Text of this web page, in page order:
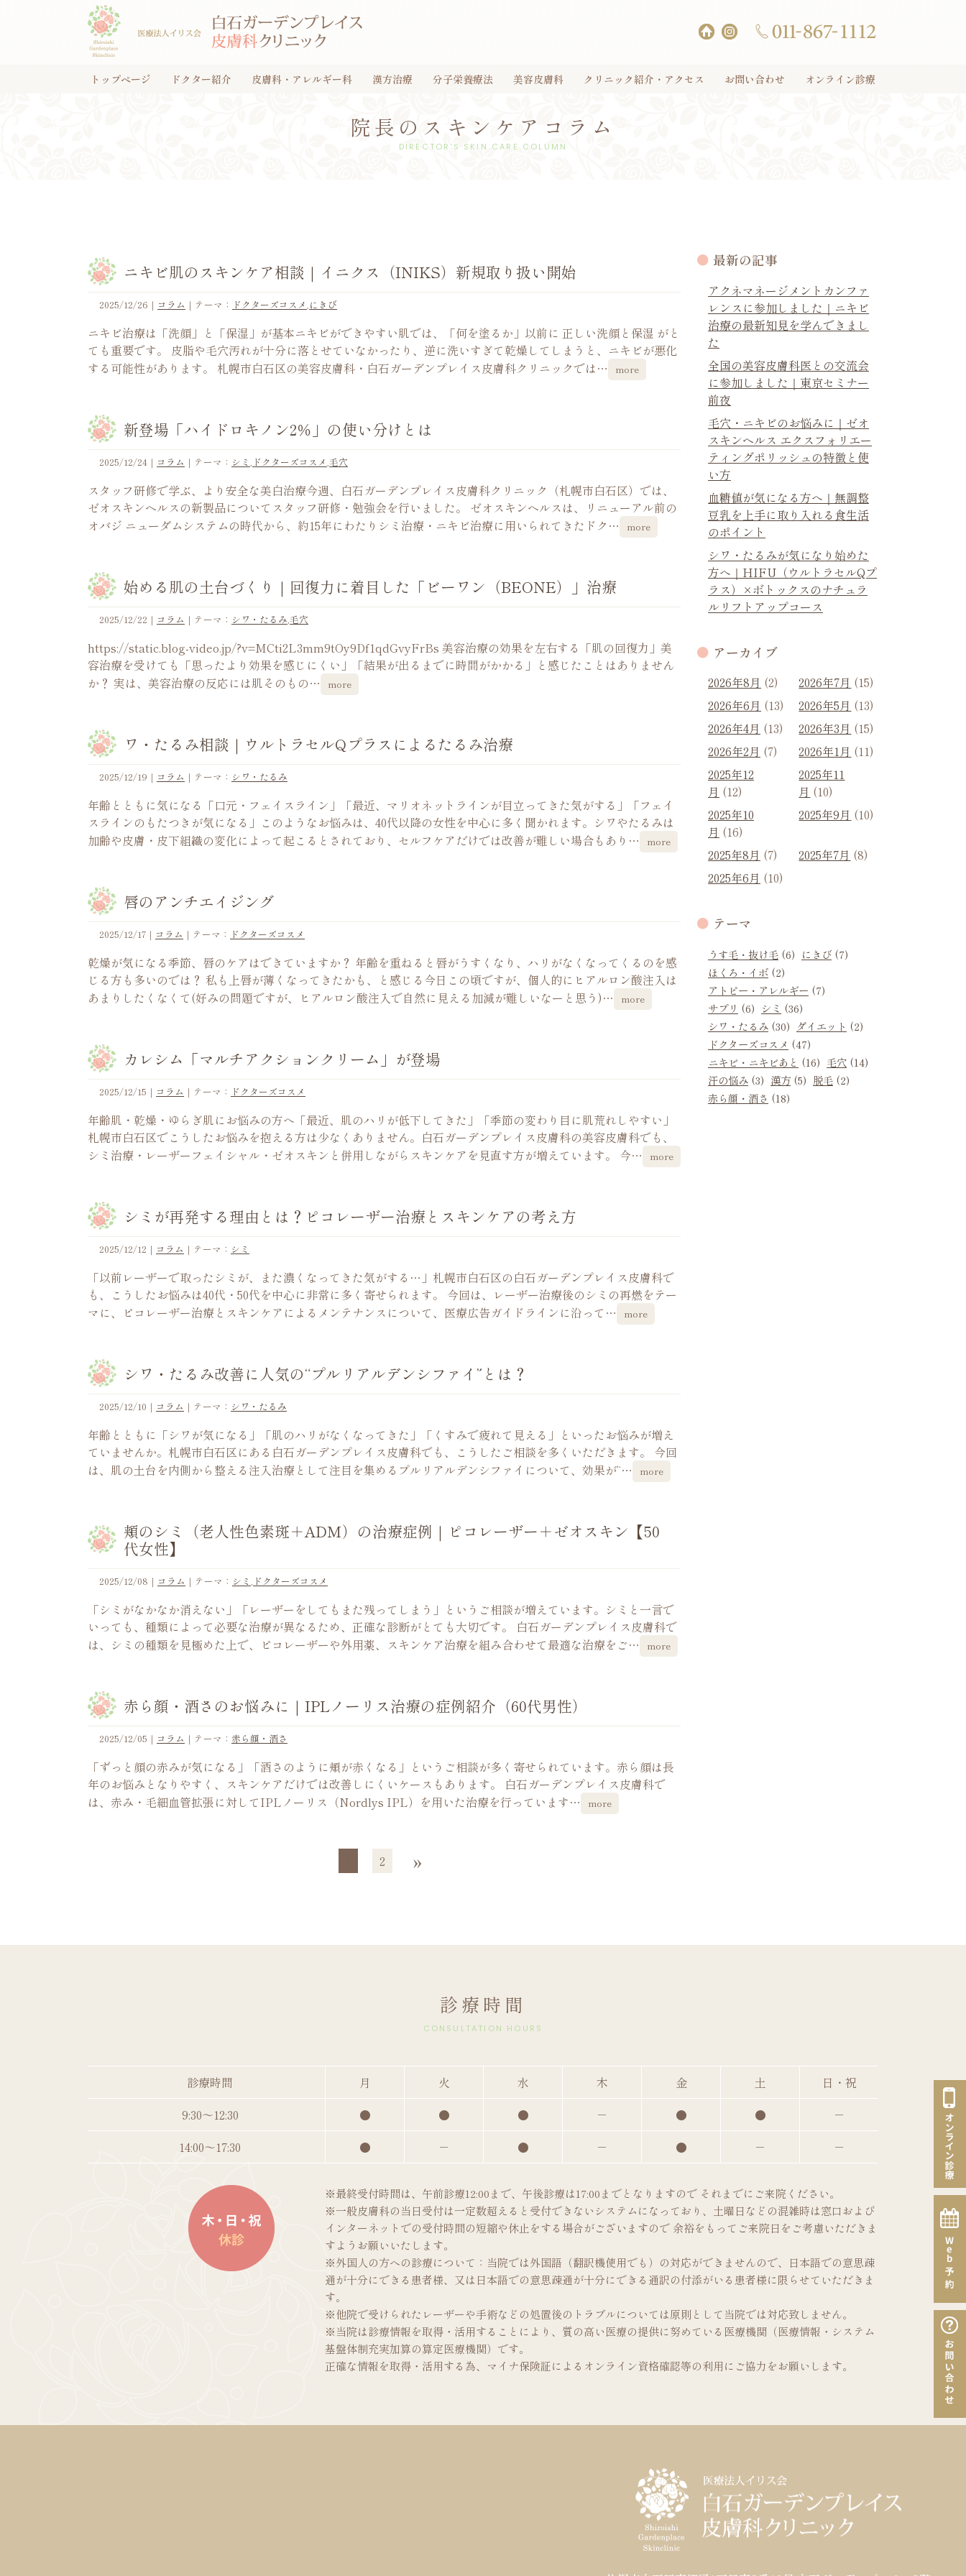
トップページ ドクター紹介 皮膚科・アレルギー科 漢方治療 分子栄養療法 美容皮膚科 クリニック紹介・アクセス お問い合わせ オンライン診療
院長のスキンケアコラム
DIRECTOR'S SKIN CARE COLUMN
ニキビ肌のスキンケア相談｜イニクス（INIKS）新規取り扱い開始
2025/12/26 ｜ コラム ｜テーマ： ドクターズコスメ,にきび
ニキビ治療は「洗顔」と「保湿」が基本ニキビができやすい肌では、「何を塗るか」以前に 正しい洗顔と保湿 がと
ても重要です。 皮脂や毛穴汚れが十分に落とせていなかったり、逆に洗いすぎて乾燥してしまうと、ニキビが悪化
する可能性があります。 札幌市白石区の美容皮膚科・白石ガーデンプレイス皮膚科クリニックでは…
more
新登場「ハイドロキノン2％」の使い分けとは
2025/12/24 ｜ コラム ｜テーマ： シミ, ドクターズコスメ,毛穴
スタッフ研修で学ぶ、より安全な美白治療今週、白石ガーデンプレイス皮膚科クリニック（札幌市白石区）では、
ゼオスキンヘルスの新製品についてスタッフ研修・勉強会を行いました。 ゼオスキンヘルスは、リニューアル前の
オバジ ニューダムシステムの時代から、約15年にわたりシミ治療・ニキビ治療に用いられてきたドク…
more
始める肌の土台づくり｜回復力に着目した「ビーワン（BEONE）」治療
2025/12/22 ｜ コラム ｜テーマ： シワ・たるみ,毛穴
https://static.blog-video.jp/?v=MCti2L3mm9tOy9Df1qdGvyFrBs 美容治療の効果を左右する「肌の回復力」美
容治療を受けても「思ったより効果を感じにくい」「結果が出るまでに時間がかかる」と感じたことはありません
か？ 実は、美容治療の反応には肌そのもの…
more
ワ・たるみ相談｜ウルトラセルQプラスによるたるみ治療
2025/12/19 ｜ コラム ｜テーマ： シワ・たるみ
年齢とともに気になる「口元・フェイスライン」「最近、マリオネットラインが目立ってきた気がする」「フェイ
スラインのもたつきが気になる」このようなお悩みは、40代以降の女性を中心に多く聞かれます。シワやたるみは
加齢や皮膚・皮下組織の変化によって起こるとされており、セルフケアだけでは改善が難しい場合もあり…
more
唇のアンチエイジング
2025/12/17 ｜ コラム ｜テーマ： ドクターズコスメ
乾燥が気になる季節、唇のケアはできていますか？ 年齢を重ねると唇がうすくなり、ハリがなくなってくるのを感
じる方も多いのでは？ 私も上唇が薄くなってきたかも、と感じる今日この頃ですが、個人的にヒアルロン酸注入は
あまりしたくなくて(好みの問題ですが、ヒアルロン酸注入で自然に見える加減が難しいなーと思う)…
more
カレシム「マルチアクションクリーム」が登場
2025/12/15 ｜ コラム ｜テーマ： ドクターズコスメ
年齢肌・乾燥・ゆらぎ肌にお悩みの方へ「最近、肌のハリが低下してきた」「季節の変わり目に肌荒れしやすい」
札幌市白石区でこうしたお悩みを抱える方は少なくありません。白石ガーデンプレイス皮膚科の美容皮膚科でも、
シミ治療・レーザーフェイシャル・ゼオスキンと併用しながらスキンケアを見直す方が増えています。 今…
more
シミが再発する理由とは？ピコレーザー治療とスキンケアの考え方
2025/12/12 ｜ コラム ｜テーマ： シミ
「以前レーザーで取ったシミが、また濃くなってきた気がする…」札幌市白石区の白石ガーデンプレイス皮膚科で
も、こうしたお悩みは40代・50代を中心に非常に多く寄せられます。 今回は、レーザー治療後のシミの再燃をテー
マに、ピコレーザー治療とスキンケアによるメンテナンスについて、医療広告ガイドラインに沿って…
more
シワ・たるみ改善に人気の“プルリアルデンシファイ”とは？
2025/12/10 ｜ コラム ｜テーマ： シワ・たるみ
年齢とともに「シワが気になる」「肌のハリがなくなってきた」「くすみで疲れて見える」といったお悩みが増え
ていませんか。札幌市白石区にある白石ガーデンプレイス皮膚科でも、こうしたご相談を多くいただきます。 今回
は、肌の土台を内側から整える注入治療として注目を集めるプルリアルデンシファイについて、効果が“…
more
頬のシミ（老人性色素斑＋ADM）の治療症例｜ピコレーザー＋ゼオスキン【50
代女性】
2025/12/08 ｜ コラム ｜テーマ： シミ, ドクターズコスメ
「シミがなかなか消えない」「レーザーをしてもまた残ってしまう」というご相談が増えています。シミと一言で
いっても、種類によって必要な治療が異なるため、正確な診断がとても大切です。 白石ガーデンプレイス皮膚科で
は、シミの種類を見極めた上で、ピコレーザーや外用薬、スキンケア治療を組み合わせて最適な治療をご…
more
赤ら顔・酒さのお悩みに｜IPLノーリス治療の症例紹介（60代男性）
2025/12/05 ｜ コラム ｜テーマ： 赤ら顔・酒さ
「ずっと顔の赤みが気になる」「酒さのように頬が赤くなる」というご相談が多く寄せられています。赤ら顔は長
年のお悩みとなりやすく、スキンケアだけでは改善しにくいケースもあります。 白石ガーデンプレイス皮膚科で
は、赤み・毛細血管拡張に対してIPLノーリス（Nordlys IPL）を用いた治療を行っています…
more
2 »
最新の記事
アクネマネージメントカンファ
レンスに参加しました｜ニキビ
治療の最新知見を学んできまし
た
全国の美容皮膚科医との交流会
に参加しました｜東京セミナー
前夜
毛穴・ニキビのお悩みに｜ゼオ
スキンヘルス エクスフォリエー
ティングポリッシュの特徴と使
い方
血糖値が気になる方へ｜無調整
豆乳を上手に取り入れる食生活
のポイント
シワ・たるみが気になり始めた
方へ｜HIFU（ウルトラセルQプ
ラス）×ボトックスのナチュラ
ルリフトアップコース
アーカイブ
2026年8月 (2) 2026年7月 (15)
2026年6月 (13) 2026年5月 (13)
2026年4月 (13) 2026年3月 (15)
2026年2月 (7) 2026年1月 (11)
2025年12
月 (12)
2025年11
月 (10)
2025年10
月 (16)
2025年9月 (10)
2025年8月 (7) 2025年7月 (8)
2025年6月 (10)
テーマ
うす毛・抜け毛 (6) にきび (7)
ほくろ・イボ (2)
アトピー・アレルギー (7)
サプリ (6) シミ (36)
シワ・たるみ (30) ダイエット (2)
ドクターズコスメ (47)
ニキビ・ニキビあと (16) 毛穴 (14)
汗の悩み (3) 漢方 (5) 脱毛 (2)
赤ら顔・酒さ (18)
診療時間
CONSULTATION HOURS
診療時間 月 火 水 木 金 土
日・祝
9:30～12:30
● ● ● － ● ●
－
14:00～17:30
● － ● － ● － －
※最終受付時間は、午前診療12:00まで、午後診療は17:00までとなりますので それまでにご来院ください。
※一般皮膚科の当日受付は一定数超えると受付できないシステムになっており、土曜日などの混雑時は窓口および
インターネットでの受付時間の短縮や休止をする場合がございますので 余裕をもってご来院日をご考慮いただきま
すようお願いいたします。
※外国人の方への診療について：当院では外国語（翻訳機使用でも）の対応ができませんので、日本語での意思疎
通が十分にできる患者様、又は日本語での意思疎通が十分にできる通訳の付添がいる患者様に限らせていただきま
す。
※他院で受けられたレーザーや手術などの処置後のトラブルについては原則として当院では対応致しません。
※当院は診療情報を取得・活用することにより、質の高い医療の提供に努めている医療機関（医療情報・システム
基盤体制充実加算の算定医療機関）です。
正確な情報を取得・活用する為、マイナ保険証によるオンライン資格確認等の利用にご協力をお願いします。